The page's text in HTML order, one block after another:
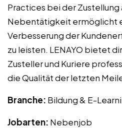
Practices bei der Zustellung
Nebentätigkeit ermöglicht
Verbesserung der
zu leisten. LENAYO bietet
Zusteller und Kuriere
die Qualität der letzten
Branche: Bildung & E-
Jobarten: Nebenjob